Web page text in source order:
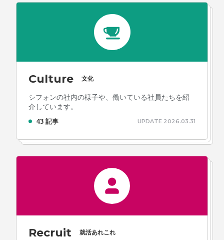
Culture 文化
シフォンの社内の様子や、働いている社員たちを紹
介しています。
43 記事 UPDATE 2026.03.31
Recruit 就活あれこれ